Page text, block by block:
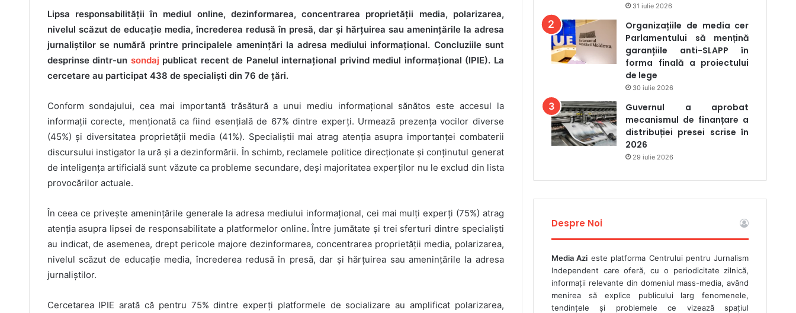
Lipsa responsabilității în mediul online, dezinformarea, concentrarea proprietății media, polarizarea,
nivelul scăzut de educație media, încrederea redusă în presă, dar și hărțuirea sau amenințările la adresa
jurnaliștilor se numără printre principalele amenințări la adresa mediului informațional. Concluziile sunt
desprinse dintr-un sondaj publicat recent de Panelul internațional privind mediul informațional (IPIE). La
cercetare au participat 438 de specialiști din 76 de țări.
Conform sondajului, cea mai importantă trăsătură a unui mediu informațional sănătos este accesul la
informații corecte, menționată ca fiind esențială de 67% dintre experți. Urmează prezența vocilor diverse
(45%) și diversitatea proprietății media (41%). Specialiștii mai atrag atenția asupra importanței combaterii
discursului instigator la ură și a dezinformării. În schimb, reclamele politice direcționate și conținutul generat
de inteligența artificială sunt văzute ca probleme secundare, deși majoritatea experților nu le exclud din lista
provocărilor actuale.
În ceea ce privește amenințările generale la adresa mediului informațional, cei mai mulți experți (75%) atrag
atenția asupra lipsei de responsabilitate a platformelor online. Între jumătate și trei sferturi dintre specialiști
au indicat, de asemenea, drept pericole majore dezinformarea, concentrarea proprietății media, polarizarea,
nivelul scăzut de educație media, încrederea redusă în presă, dar și hărțuirea sau amenințările la adresa
jurnaliștilor.
Cercetarea IPIE arată că pentru 75% dintre experți platformele de socializare au amplificat polarizarea,
31 iulie 2026
Organizațiile de media cer
Parlamentului să mențină
garanțiile anti-SLAPP în
forma finală a proiectului
de lege
30 iulie 2026
Guvernul a aprobat
mecanismul de finanțare a
distribuției presei scrise în
2026
29 iulie 2026
Despre Noi
Media Azi este platforma Centrului pentru Jurnalism
Independent care oferă, cu o periodicitate zilnică,
informații relevante din domeniul mass-media, având
menirea să explice publicului larg fenomenele,
tendințele și problemele ce vizează spațiul